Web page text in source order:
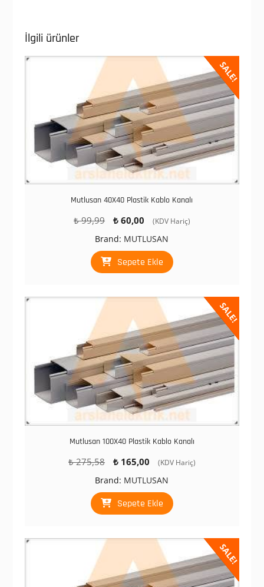
İlgili ürünler
SALE!
Mutlusan 40X40 Plastik Kablo Kanalı
₺99,99
Orijinal
fiyat:
₺ 99,99.
₺60,00
Şu
fiyat:
₺ 60,00.
(KDV Hariç)
Brand: MUTLUSAN
Sepete Ekle
SALE!
Mutlusan 100X40 Plastik Kablo Kanalı
₺275,58
Orijinal
fiyat:
₺ 275,58.
₺165,00
Şu
fiyat:
₺ 165,00.
(KDV Hariç)
Brand: MUTLUSAN
Sepete Ekle
SALE!